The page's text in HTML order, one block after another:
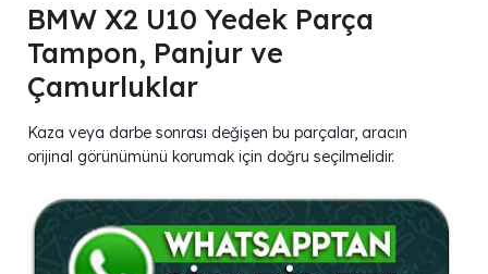
BMW X2 U10 Yedek Parça
Tampon, Panjur ve
Çamurluklar
Kaza veya darbe sonrası değişen bu parçalar, aracın
orijinal görünümünü korumak için doğru seçilmelidir.